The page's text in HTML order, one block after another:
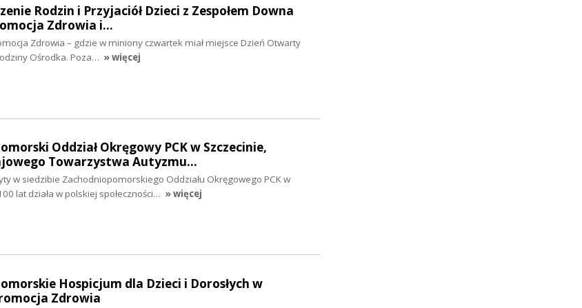
Rodzin i Przyjaciół Dzieci z Zespołem Downa
Zdrowia i…
Zdrowia – gdzie w miniony czwartek miał miejsce Dzień Otwarty
Ośrodka. Poza… » więcej
Oddział Okręgowy PCK w Szczecinie,
Towarzystwa Autyzmu…
w siedzibie Zachodniopomorskiego Oddziału Okręgowego PCK w
lat działa w polskiej społeczności… » więcej
Hospicjum dla Dzieci i Dorosłych w
Zdrowia